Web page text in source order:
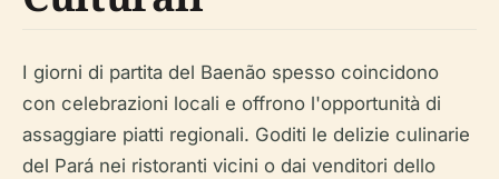
I giorni di partita del Baenão spesso coincidono
con celebrazioni locali e offrono l'opportunità di
assaggiare piatti regionali. Goditi le delizie culinarie
del Pará nei ristoranti vicini o dai venditori dello